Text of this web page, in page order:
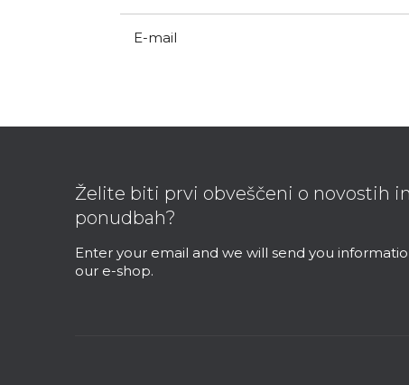
E-mail
Želite biti prvi obveščeni o novostih
ponudbah?
Enter your email and we will send you
our e-shop.